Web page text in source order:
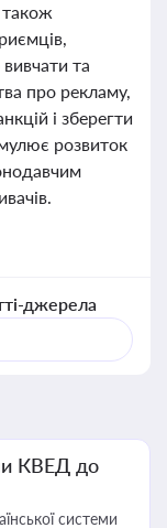
також
та
про рекламу,
і зберегти
розвиток
джерела
КВЕД до
системи